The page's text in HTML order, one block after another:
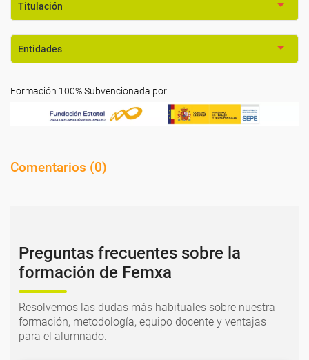
Titulación
Entidades
Formación 100% Subvencionada por:
Comentarios (0)
Preguntas frecuentes sobre la
formación de Femxa
Resolvemos las dudas más habituales sobre nuestra
formación, metodología, equipo docente y ventajas
para el alumnado.